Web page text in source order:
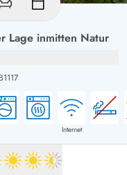
Lage inmitten Natur
Internet
4.5 von 5